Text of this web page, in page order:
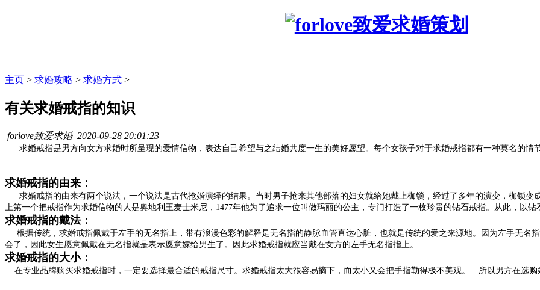
主页 > 求婚攻略 > 求婚方式 >
有关求婚戒指的知识
forlove致爱求婚 2020-09-28 20:01:23
求婚戒指是男方向女方求婚时所呈现的爱情信物，表达自己希望与之结婚共度一生的美好愿望。每个女孩子对于求婚戒指都有一种莫名的情
求婚戒指的由来：
求婚戒指的由来有两个说法，一个说法是古代抢婚演绎的结果。当时男子抢来其他部落的妇女就给她戴上枷锁，经过了多年的演变，枷锁变
上第一个把戒指作为求婚信物的人是奥地利王麦士米尼，1477年他为了追求一位叫做玛丽的公主，专门打造了一枚珍贵的钻石戒指。从此，以钻
求婚戒指的戴法：
根据传统，求婚戒指佩戴于左手的无名指上，带有浪漫色彩的解释是无名指的静脉血管直达心脏，也就是传统的爱之来源地。因为左手无名
会了，因此女生愿意佩戴在无名指就是表示愿意嫁给男生了。因此求婚戒指就应当戴在女方的左手无名指指上。
求婚戒指的大小：
在专业品牌购买求婚戒指时，一定要选择最合适的戒指尺寸。求婚戒指太大很容易摘下，而太小又会把手指勒得极不美观。 所以男方在选购